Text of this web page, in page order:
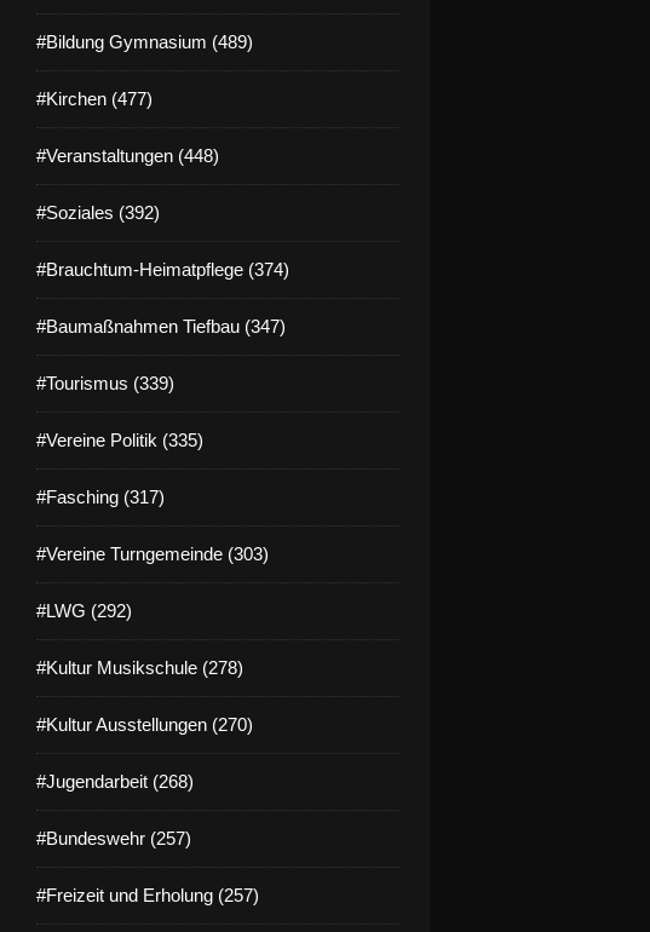
#Bildung Gymnasium (489)
#Kirchen (477)
#Veranstaltungen (448)
#Soziales (392)
#Brauchtum-Heimatpflege (374)
#Baumaßnahmen Tiefbau (347)
#Tourismus (339)
#Vereine Politik (335)
#Fasching (317)
#Vereine Turngemeinde (303)
#LWG (292)
#Kultur Musikschule (278)
#Kultur Ausstellungen (270)
#Jugendarbeit (268)
#Bundeswehr (257)
#Freizeit und Erholung (257)